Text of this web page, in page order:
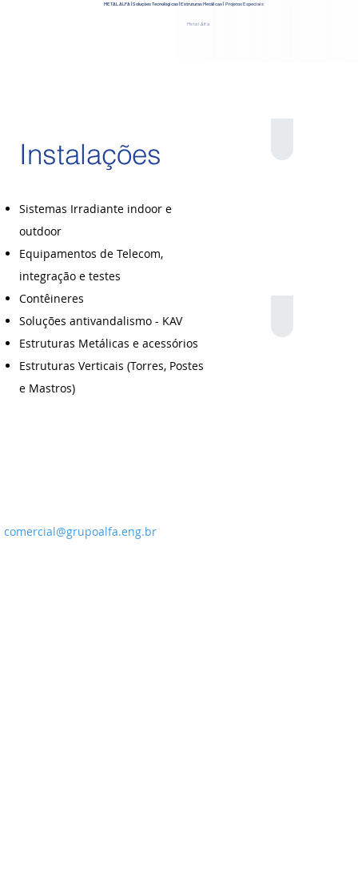
METAL ALFA | Soluções Tecnológicas | Estruturas Metálicas | Projetos Especiais
Metal Alfa
Instalações
Sistemas Irradiante indoor e
outdoor
Equipamentos de Telecom,
integração e testes
Contêineres
Soluções antivandalismo - KAV
Estruturas Metálicas e acessórios
Estruturas Verticais (Torres, Postes
e Mastros)
comercial@grupoalfa.eng.br